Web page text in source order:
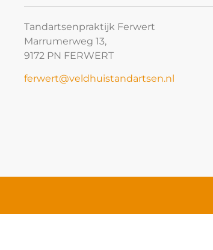
Tandartsenpraktijk Ferwert
Marrumerweg 13,
9172 PN FERWERT
ferwert@veldhuistandartsen.nl